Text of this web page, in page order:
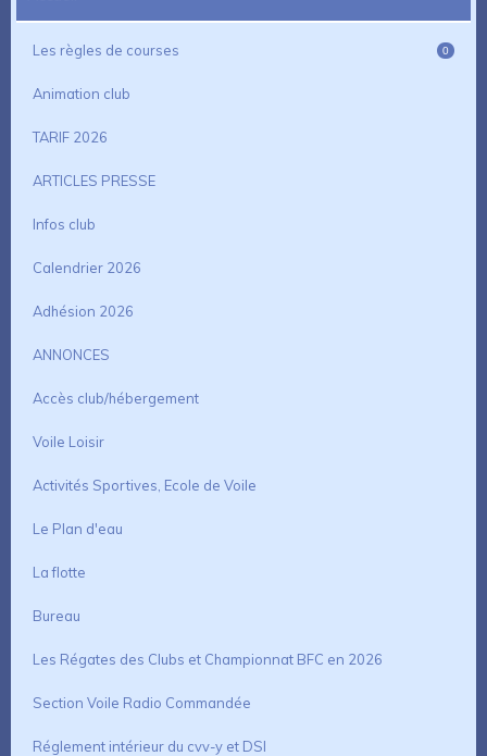
Les règles de courses 0
Animation club
TARIF 2026
ARTICLES PRESSE
Infos club
Calendrier 2026
Adhésion 2026
ANNONCES
Accès club/hébergement
Voile Loisir
Activités Sportives, Ecole de Voile
Le Plan d'eau
La flotte
Bureau
Les Régates des Clubs et Championnat BFC en 2026
Section Voile Radio Commandée
Réglement intérieur du cvv-y et DSI